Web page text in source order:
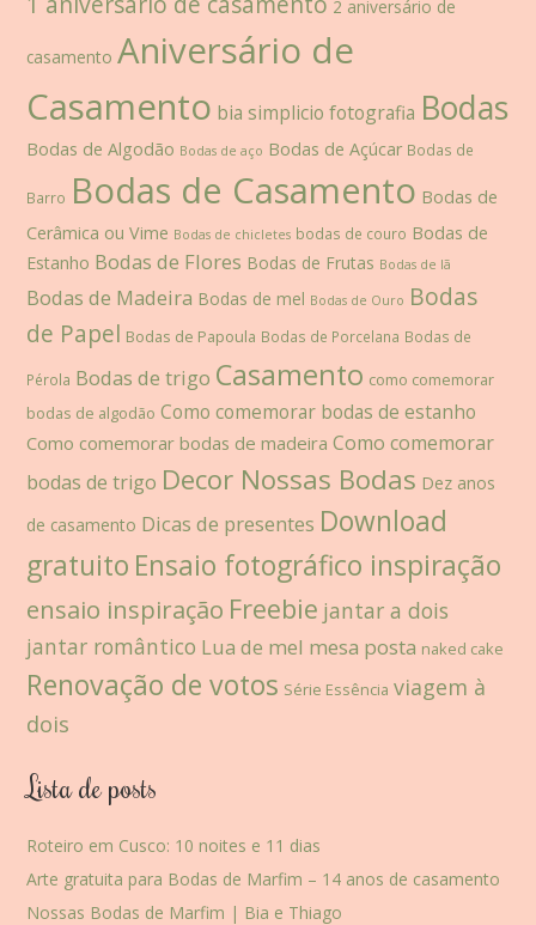
2 aniversário de
casamento Aniversário de
Casamento bia simplicio fotografia Bodas
Bodas de Algodão Bodas de aço Bodas de Açúcar Bodas de
Barro Bodas de Casamento Bodas de
Cerâmica ou Vime Bodas de chicletes bodas de couro Bodas de
Estanho Bodas de Flores Bodas de Frutas Bodas de lã
Bodas de Madeira Bodas de mel Bodas de Ouro Bodas
de Papel Bodas de Papoula Bodas de Porcelana Bodas de
Pérola Bodas de trigo Casamento como comemorar
bodas de algodão Como comemorar bodas de estanho
Como comemorar bodas de madeira Como comemorar
bodas de trigo Decor Nossas Bodas Dez anos
de casamento Dicas de presentes Download
gratuito Ensaio fotográfico inspiração
ensaio inspiração Freebie jantar a dois
jantar romântico Lua de mel mesa posta naked cake
Renovação de votos Série Essência viagem à
dois
Lista de posts
Roteiro em Cusco: 10 noites e 11 dias
Arte gratuita para Bodas de Marfim – 14 anos de casamento
Nossas Bodas de Marfim | Bia e Thiago